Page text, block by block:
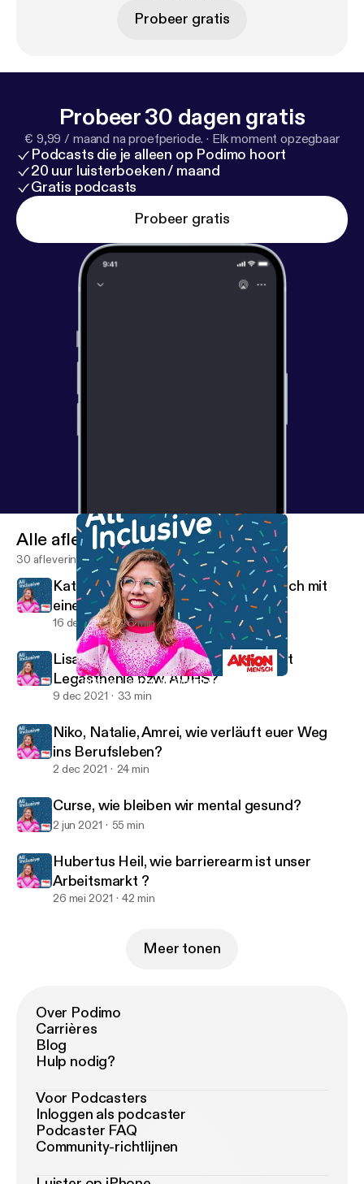
Probeer gratis
Probeer 30 dagen gratis
€ 9,99 / maand na proefperiode. · Elk moment opzegbaar
Podcasts die je alleen op Podimo hoort
20 uur luisterboeken / maand
Gratis podcasts
Probeer gratis
Curse, wie bleiben wir mental gesund?
All Inclusive
Alle afleveringen
30 afleveringen
Kathrin und Erik, wie gehe ich beruflich mit
einer Depression um?
16 dec 2021 26 min
Lisa und Angelina, wie arbeitet ihr mit
Legasthenie bzw. ADHS?
9 dec 2021 33 min
Niko, Natalie, Amrei, wie verläuft euer Weg
ins Berufsleben?
2 dec 2021 24 min
Curse, wie bleiben wir mental gesund?
2 jun 2021 55 min
Hubertus Heil, wie barrierearm ist unser
Arbeitsmarkt ?
26 mei 2021 42 min
Meer tonen
Over Podimo
Carrières
Blog
Hulp nodig?
Voor Podcasters
Inloggen als podcaster
Podcaster FAQ
Community-richtlijnen